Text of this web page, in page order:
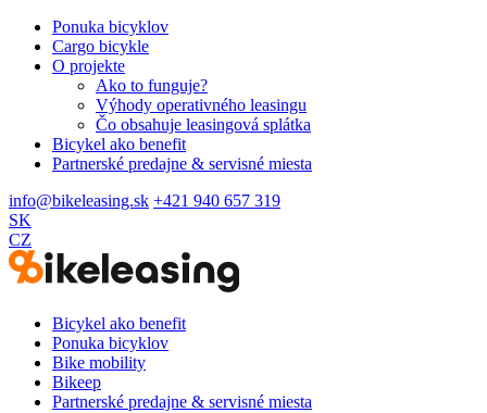
Ponuka bicyklov
Cargo bicykle
O projekte
Ako to funguje?
Výhody operativného leasingu
Čo obsahuje leasingová splátka
Bicykel ako benefit
Partnerské predajne & servisné miesta
info@bikeleasing.sk +421 940 657 319
SK
CZ
Bicykel ako benefit
Ponuka bicyklov
Bike mobility
Bikeep
Partnerské predajne & servisné miesta